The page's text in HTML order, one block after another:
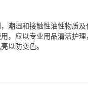
潮湿和接触性油性物质
，应以专业用品清洁护
以防变色。